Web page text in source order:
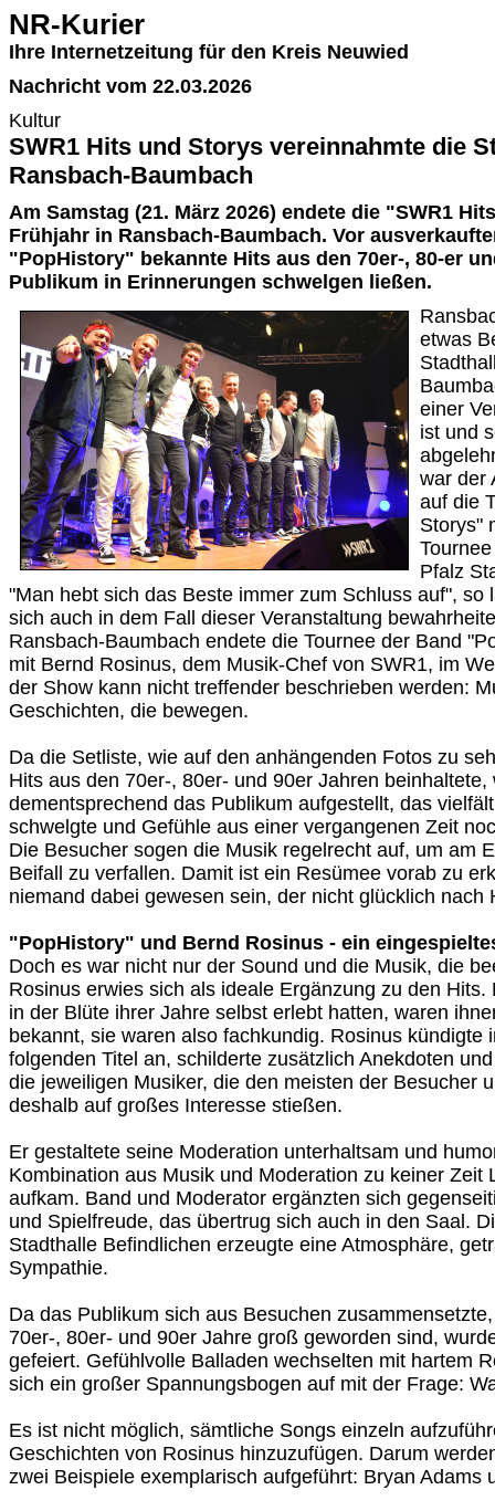
NR-Kurier
Ihre Internetzeitung für den Kreis Neuwied
Nachricht vom 22.03.2026
Kultur
SWR1 Hits und Storys vereinnahmte die
Ransbach-Baumbach
Am Samstag (21. März 2026) endete die "SWR1
Frühjahr in Ransbach-Baumbach. Vor
"PopHistory" bekannte Hits aus den 70er-, 80-er
Publikum in Erinnerungen schwelgen ließen.
etwas
einer
ist und
war der
auf die
Storys"
Pfalz
"Man hebt sich das Beste immer zum Schluss auf", so
sich auch in dem Fall dieser Veranstaltung
Ransbach-Baumbach endete die Tournee der Band
mit Bernd Rosinus, dem Musik-Chef von SWR1, im
der Show kann nicht treffender beschrieben werden:
Geschichten, die bewegen.
Da die Setliste, wie auf den anhängenden Fotos zu
Hits aus den 70er-, 80er- und 90er Jahren beinhaltete,
dementsprechend das Publikum aufgestellt, das
schwelgte und Gefühle aus einer vergangenen Zeit
Die Besucher sogen die Musik regelrecht auf, um am
Beifall zu verfallen. Damit ist ein Resümee vorab zu
niemand dabei gewesen sein, der nicht glücklich nach
"PopHistory" und Bernd Rosinus - ein
Doch es war nicht nur der Sound und die Musik, die
Rosinus erwies sich als ideale Ergänzung zu den
in der Blüte ihrer Jahre selbst erlebt hatten, waren
bekannt, sie waren also fachkundig. Rosinus kündigte
folgenden Titel an, schilderte zusätzlich Anekdoten
die jeweiligen Musiker, die den meisten der Besucher
deshalb auf großes Interesse stießen.
Er gestaltete seine Moderation unterhaltsam und
Kombination aus Musik und Moderation zu keiner Zeit
aufkam. Band und Moderator ergänzten sich
und Spielfreude, das übertrug sich auch in den Saal.
Stadthalle Befindlichen erzeugte eine Atmosphäre,
Sympathie.
Da das Publikum sich aus Besuchen
70er-, 80er- und 90er Jahre groß geworden sind,
gefeiert. Gefühlvolle Balladen wechselten mit hartem
sich ein großer Spannungsbogen auf mit der Frage:
Es ist nicht möglich, sämtliche Songs einzeln
Geschichten von Rosinus hinzuzufügen. Darum
zwei Beispiele exemplarisch aufgeführt: Bryan Adams